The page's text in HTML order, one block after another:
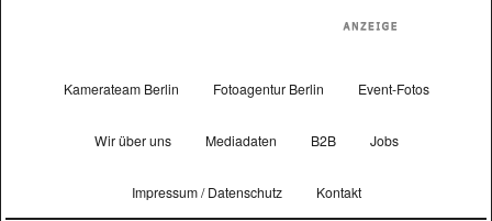
Kamerateam Berlin Fotoagentur Berlin Event-Fotos
Wir über uns Mediadaten B2B Jobs
Impressum / Datenschutz Kontakt